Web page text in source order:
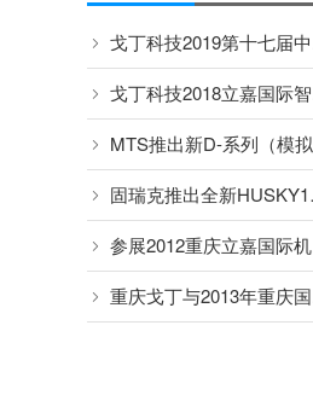
戈丁科技2019第十七届中国国际肉类工业展览会
戈丁科技2018立嘉国际智能装备展览会
MTS推出新D-系列（模拟量输出）传感器
固瑞克推出全新HUSKY1050替代HUSKY1040
参展2012重庆立嘉国际机械展览会
重庆戈丁与2013年重庆国博立嘉国际机械展览会